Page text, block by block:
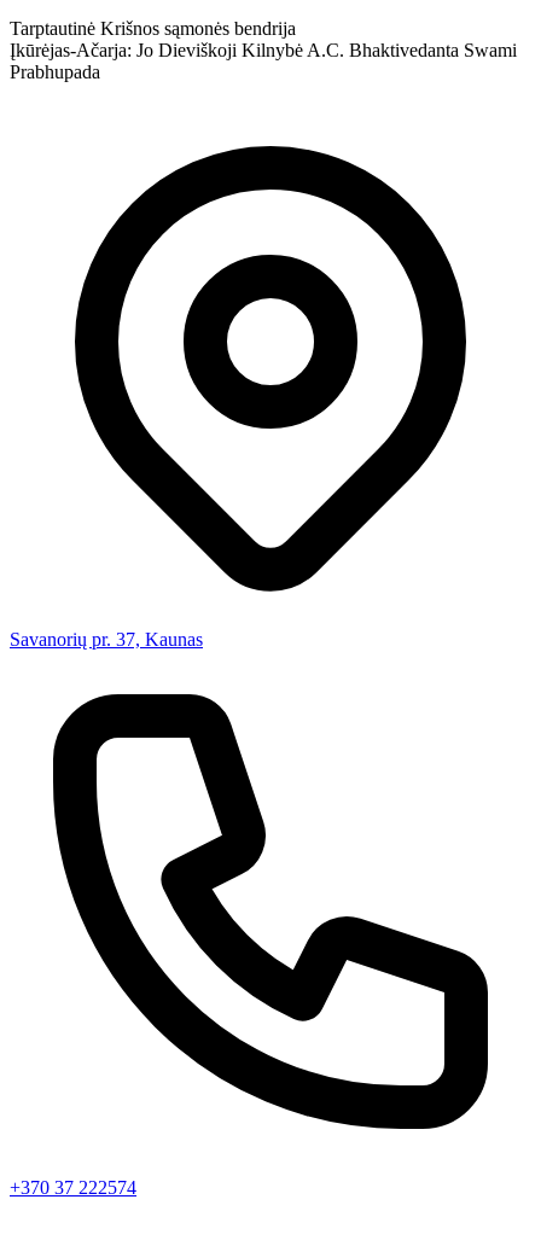
Tarptautinė Krišnos sąmonės bendrija
Įkūrėjas-Ačarja: Jo Dieviškoji Kilnybė A.C. Bhaktivedanta Swami
Prabhupada
Savanorių pr. 37, Kaunas
+370 37 222574